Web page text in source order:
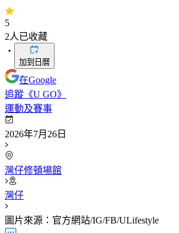
5
2人已收藏
・
加到日曆
在Google
追蹤《U GO》
運動及賽事
2026年7月26日
灣仔修頓場館
灣仔
圖片來源：官方網站/IG/FB/ULifestyle